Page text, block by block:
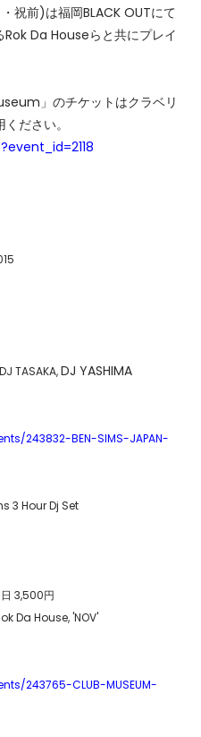
祝前)は福岡BLACK OUTにて
Da Houseらと共にプレイ
」のチケットはクラベリ
ださい。
TASAKA,DJ YASHIMA
243832-BEN-SIMS-JAPAN-
3 Hour Dj Set
3,500円
Da House, 'NOV'
243765-CLUB-MUSEUM-